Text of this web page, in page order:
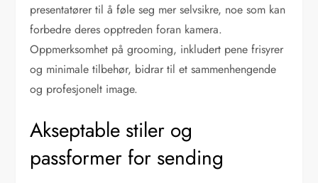
presentatører til å føle seg mer selvsikre, noe som kan
forbedre deres opptreden foran kamera.
Oppmerksomhet på grooming, inkludert pene frisyrer
og minimale tilbehør, bidrar til et sammenhengende
og profesjonelt image.
Akseptable stiler og
passformer for sending